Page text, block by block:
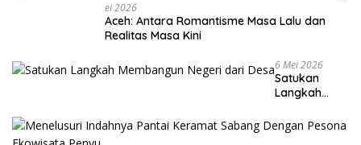
Ei 2026
Aceh: Antara Romantisme Masa Lalu dan
Realitas Masa Kini
6 Mei 2026
Satukan
Langkah
Negeri dari
Desa